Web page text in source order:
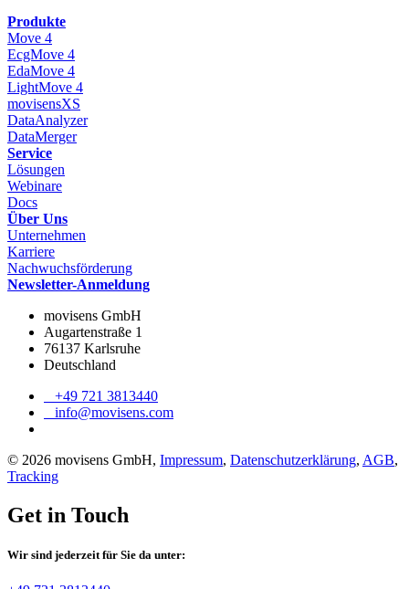
Produkte
Move 4
EcgMove 4
EdaMove 4
LightMove 4
movisensXS
DataAnalyzer
DataMerger
Service
Lösungen
Webinare
Docs
Über Uns
Unternehmen
Karriere
Nachwuchsförderung
Newsletter-Anmeldung
movisens GmbH
Augartenstraße 1
76137 Karlsruhe
Deutschland
+49 721 3813440
info@movisens.com
© 2026 movisens GmbH, Impressum, Datenschutzerklärung, AGB,
Tracking
Get in Touch
Wir sind jederzeit für Sie da unter: